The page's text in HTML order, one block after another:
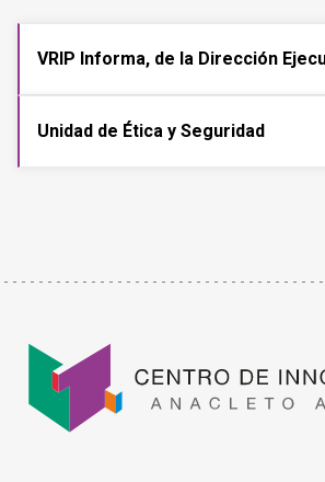
VRIP Informa, de la Dirección
Unidad de Ética y Seguridad